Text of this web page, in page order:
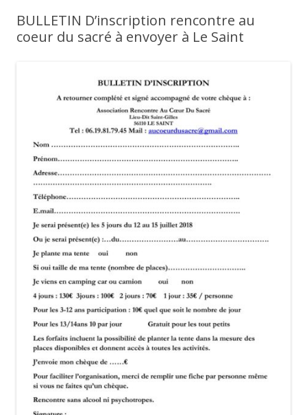
BULLETIN D’inscription rencontre au
coeur du sacré à envoyer à Le Saint